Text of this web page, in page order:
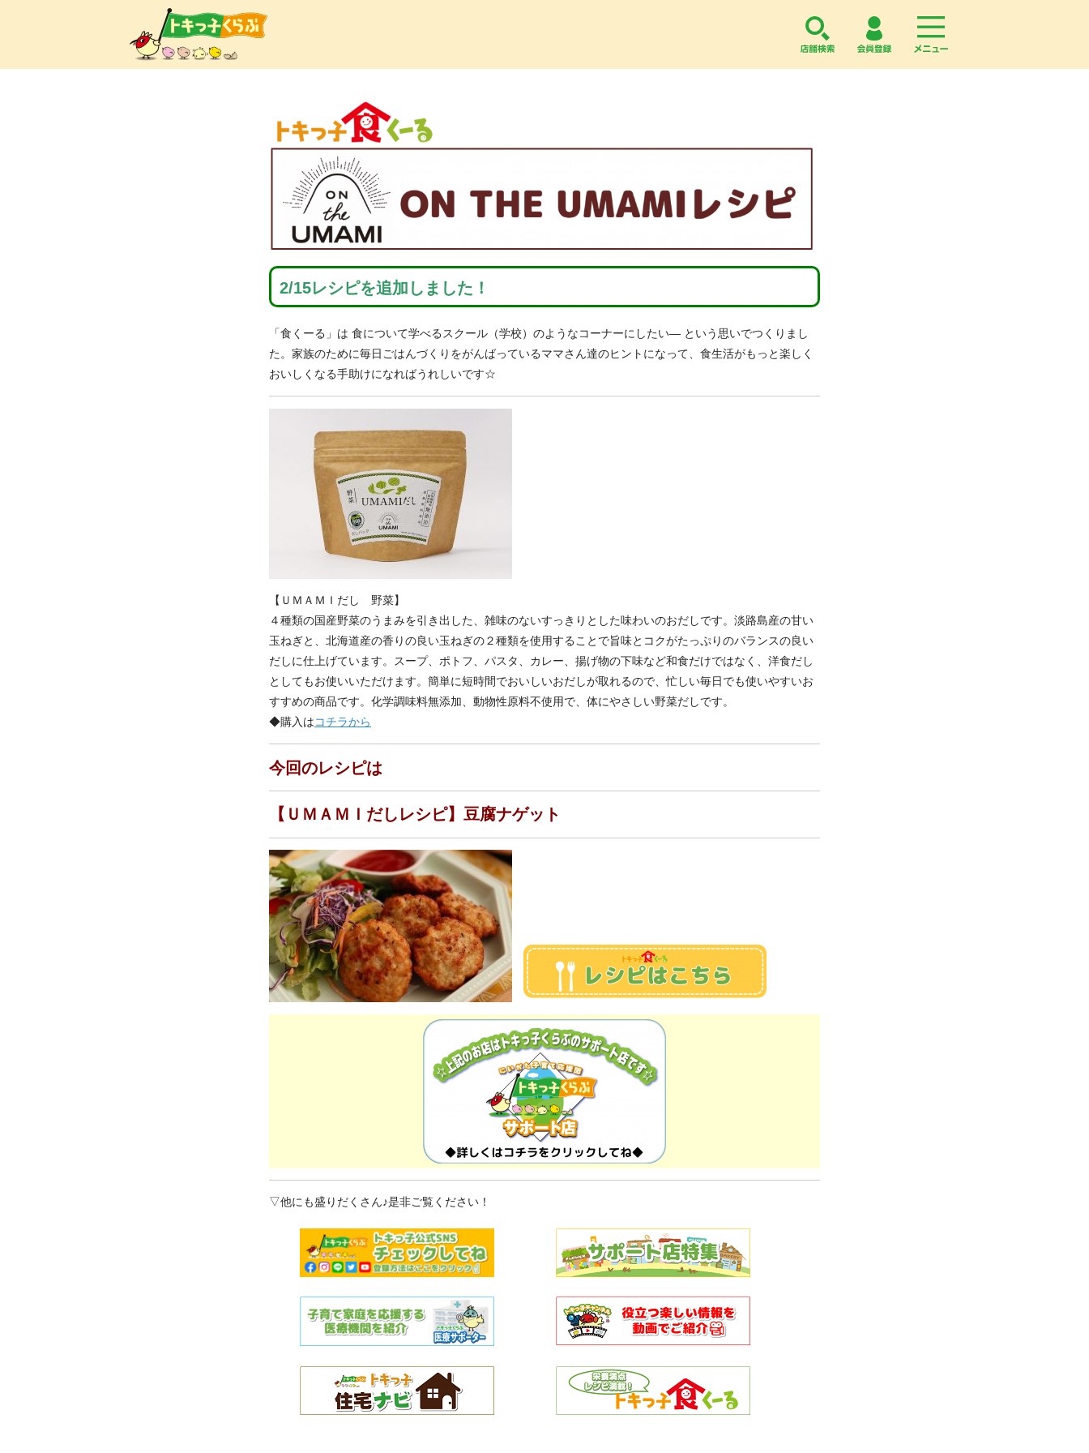
2/15レシピを追加しました！
「食くーる」は 食について学べるスクール（学校）のようなコーナーにしたい― という思いでつくりまし
た。家族のために毎日ごはんづくりをがんばっているママさん達のヒントになって、食生活がもっと楽しく
おいしくなる手助けになればうれしいです☆
【ＵＭＡＭＩだし 野菜】
４種類の国産野菜のうまみを引き出した、雑味のないすっきりとした味わいのおだしです。淡路島産の甘い
玉ねぎと、北海道産の香りの良い玉ねぎの２種類を使用することで旨味とコクがたっぷりのバランスの良い
だしに仕上げています。スープ、ポトフ、パスタ、カレー、揚げ物の下味など和食だけではなく、洋食だし
としてもお使いいただけます。簡単に短時間でおいしいおだしが取れるので、忙しい毎日でも使いやすいお
すすめの商品です。化学調味料無添加、動物性原料不使用で、体にやさしい野菜だしです。
◆購入はコチラから
今回のレシピは
【ＵＭＡＭＩだしレシピ】豆腐ナゲット
▽他にも盛りだくさん♪是非ご覧ください！